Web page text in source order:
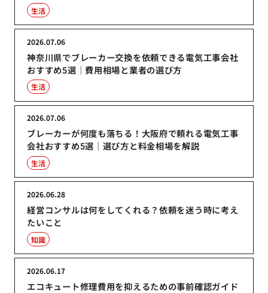
生活
神奈川県でブレーカー交換を依頼できる電気工事会社
おすすめ5選｜費用相場と業者の選び方
2026.07.06
生活
ブレーカーが何度も落ちる！大阪府で頼れる電気工事
会社おすすめ5選｜選び方と料金相場を解説
2026.07.06
生活
経営コンサルは何をしてくれる？依頼を迷う時に考え
たいこと
2026.06.28
知識
エコキュート修理費用を抑えるための事前確認ガイド
2026.06.17